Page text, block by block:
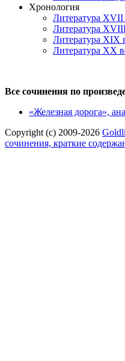
Хронология
Литература XVII
Литература
Литература XIX
Литература XX
Все сочинения по
«Железная дорога»,
Copyright (c) 2009-2026
сочинения, краткие